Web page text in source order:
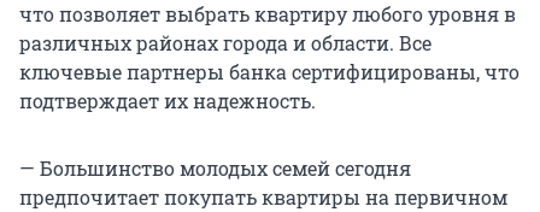
что позволяет выбрать квартиру любого уровня в
различных районах города и области. Все
ключевые партнеры банка сертифицированы, что
подтверждает их надежность.
— Большинство молодых семей сегодня
предпочитает покупать квартиры на первичном